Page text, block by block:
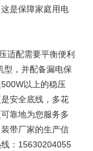
是保障家庭用电
适配需要平衡便利
型，并配备漏电保
以上的稳压
安全底线，多花
靠地为您服务多
带厂家的生产信
线：15630204055